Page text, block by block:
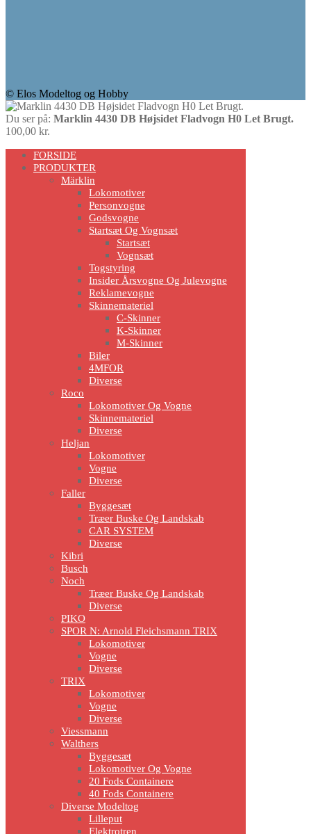
© Elos Modeltog og Hobby
Du ser på: Marklin 4430 DB Højsidet Fladvogn H0 Let Brugt.
100,00 kr.
Scroll
Up
FORSIDE
PRODUKTER
Märklin
Lokomotiver
Personvogne
Godsvogne
Startsæt Og Vognsæt
Startsæt
Vognsæt
Togstyring
Insider Årsvogne Og Julevogne
Reklamevogne
Skinnemateriel
C-Skinner
K-Skinner
M-Skinner
Biler
4MFOR
Diverse
Roco
Lokomotiver Og Vogne
Skinnemateriel
Diverse
Heljan
Lokomotiver
Vogne
Diverse
Faller
Byggesæt
Træer Buske Og Landskab
CAR SYSTEM
Diverse
Kibri
Busch
Noch
Træer Buske Og Landskab
Diverse
PIKO
SPOR N: Arnold Fleichsmann TRIX
Lokomotiver
Vogne
Diverse
TRIX
Lokomotiver
Vogne
Diverse
Viessmann
Walthers
Byggesæt
Lokomotiver Og Vogne
20 Fods Containere
40 Fods Containere
Diverse Modeltog
Lilleput
Elektrotren